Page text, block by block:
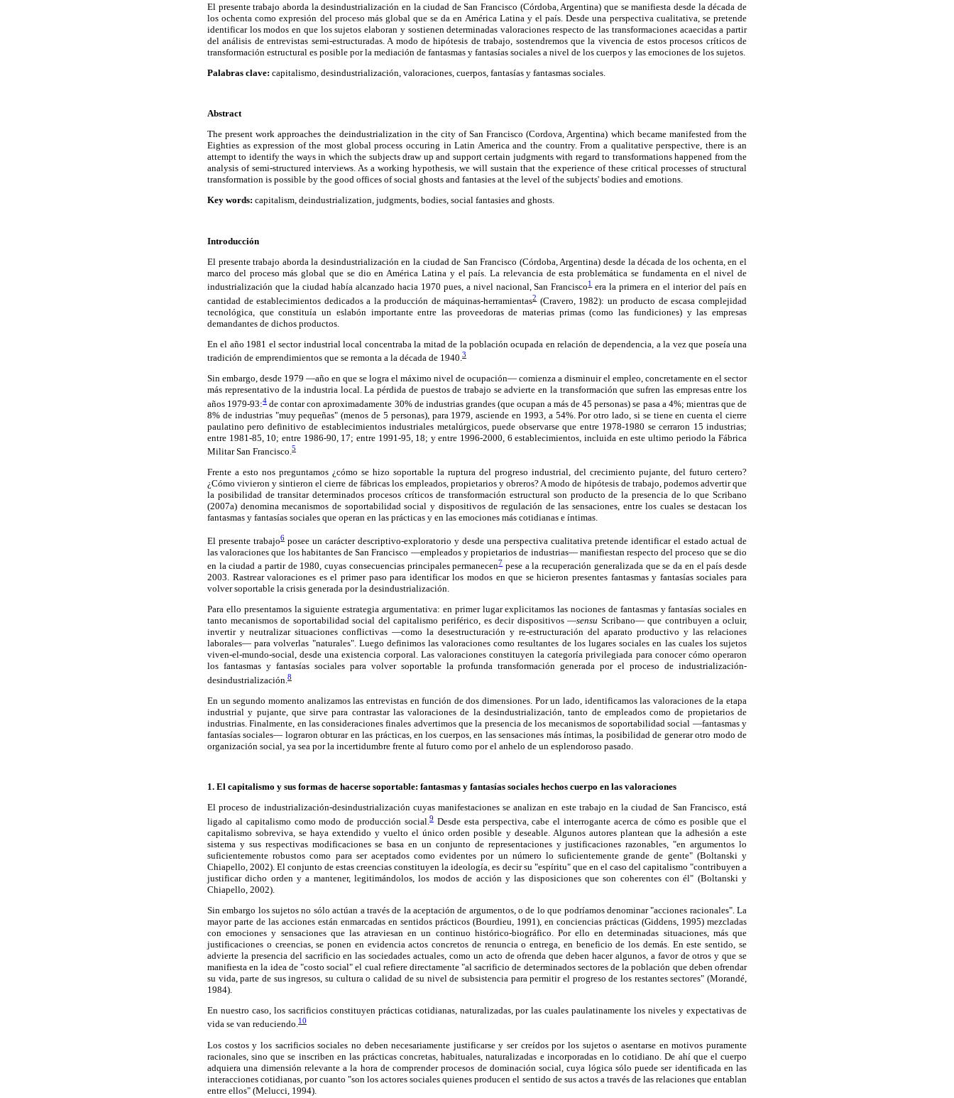
El presente trabajo aborda la desindustrialización en la ciudad de San Francisco (Córdoba, Argentina) que se manifiesta desde la década de
los ochenta como expresión del proceso más global que se da en América Latina y el país. Desde una perspectiva cualitativa, se pretende
identificar los modos en que los sujetos elaboran y sostienen determinadas valoraciones respecto de las transformaciones acaecidas a partir
del análisis de entrevistas semi-estructuradas. A modo de hipótesis de trabajo, sostendremos que la vivencia de estos procesos críticos de
transformación estructural es posible por la mediación de fantasmas y fantasías sociales a nivel de los cuerpos y las emociones de los sujetos.
Palabras clave: capitalismo, desindustrialización, valoraciones, cuerpos, fantasías y fantasmas sociales.
Abstract
The present work approaches the deindustrialization in the city of San Francisco (Cordova, Argentina) which became manifested from the
Eighties as expression of the most global process occuring in Latin America and the country. From a qualitative perspective, there is an
attempt to identify the ways in which the subjects draw up and support certain judgments with regard to transformations happened from the
analysis of semi-structured interviews. As a working hypothesis, we will sustain that the experience of these critical processes of structural
transformation is possible by the good offices of social ghosts and fantasies at the level of the subjects' bodies and emotions.
Key words: capitalism, deindustrialization, judgments, bodies, social fantasies and ghosts.
Introducción
El presente trabajo aborda la desindustrialización en la ciudad de San Francisco (Córdoba, Argentina) desde la década de los ochenta, en el
marco del proceso más global que se dio en América Latina y el país. La relevancia de esta problemática se fundamenta en el nivel de
industrialización que la ciudad había alcanzado hacia 1970 pues, a nivel nacional, San Francisco1 era la primera en el interior del país en
cantidad de establecimientos dedicados a la producción de máquinas-herramientas2(Cravero, 1982): un producto de escasa complejidad
tecnológica, que constituía un eslabón importante entre las proveedoras de materias primas (como las fundiciones) y las empresas
demandantes de dichos productos.
En el año 1981 el sector industrial local concentraba la mitad de la población ocupada en relación de dependencia, a la vez que poseía una
tradición de emprendimientos que se remonta a la década de 1940.3
Sin embargo, desde 1979 —año en que se logra el máximo nivel de ocupación— comienza a disminuir el empleo, concretamente en el sector
más representativo de la industria local. La pérdida de puestos de trabajo se advierte en la transformación que sufren las empresas entre los
años 1979-93:4 de contar con aproximadamente 30% de industrias grandes (que ocupan a más de 45 personas) se pasa a 4%; mientras que de
8% de industrias "muy pequeñas" (menos de 5 personas), para 1979, asciende en 1993, a 54%. Por otro lado, si se tiene en cuenta el cierre
paulatino pero definitivo de establecimientos industriales metalúrgicos, puede observarse que entre 1978-1980 se cerraron 15 industrias;
entre 1981-85, 10; entre 1986-90, 17; entre 1991-95, 18; y entre 1996-2000, 6 establecimientos, incluida en este ultimo periodo la Fábrica
Militar San Francisco.5
Frente a esto nos preguntamos ¿cómo se hizo soportable la ruptura del progreso industrial, del crecimiento pujante, del futuro certero?
¿Cómo vivieron y sintieron el cierre de fábricas los empleados, propietarios y obreros? A modo de hipótesis de trabajo, podemos advertir que
la posibilidad de transitar determinados procesos críticos de transformación estructural son producto de la presencia de lo que Scribano
(2007a) denomina mecanismos de soportabilidad social y dispositivos de regulación de las sensaciones, entre los cuales se destacan los
fantasmas y fantasías sociales que operan en las prácticas y en las emociones más cotidianas e íntimas.
El presente trabajo6 posee un carácter descriptivo-exploratorio y desde una perspectiva cualitativa pretende identificar el estado actual de
las valoraciones que los habitantes de San Francisco —empleados y propietarios de industrias— manifiestan respecto del proceso que se dio
en la ciudad a partir de 1980, cuyas consecuencias principales permanecen7pese a la recuperación generalizada que se da en el país desde
2003. Rastrear valoraciones es el primer paso para identificar los modos en que se hicieron presentes fantasmas y fantasías sociales para
volver soportable la crisis generada por la desindustrialización.
Para ello presentamos la siguiente estrategia argumentativa: en primer lugar explicitamos las nociones de fantasmas y fantasías sociales en
tanto mecanismos de soportabilidad social del capitalismo periférico, es decir dispositivos —sensu Scribano— que contribuyen a ocluir,
invertir y neutralizar situaciones conflictivas —como la desestructuración y re-estructuración del aparato productivo y las relaciones
laborales— para volverlas "naturales". Luego definimos las valoraciones como resultantes de los lugares sociales en las cuales los sujetos
viven-el-mundo-social, desde una existencia corporal. Las valoraciones constituyen la categoría privilegiada para conocer cómo operaron
los fantasmas y fantasías sociales para volver soportable la profunda transformación generada por el proceso de industrialización-
desindustrialización. 8
En un segundo momento analizamos las entrevistas en función de dos dimensiones. Por un lado, identificamos las valoraciones de la etapa
industrial y pujante, que sirve para contrastar las valoraciones de la desindustrialización, tanto de empleados como de propietarios de
industrias. Finalmente, en las consideraciones finales advertimos que la presencia de los mecanismos de soportabilidad social —fantasmas y
fantasías sociales— lograron obturar en las prácticas, en los cuerpos, en las sensaciones más íntimas, la posibilidad de generar otro modo de
organización social, ya sea por la incertidumbre frente al futuro como por el anhelo de un esplendoroso pasado.
1. El capitalismo y sus formas de hacerse soportable: fantasmas y fantasías sociales hechos cuerpo en las valoraciones
El proceso de industrialización-desindustrialización cuyas manifestaciones se analizan en este trabajo en la ciudad de San Francisco, está
ligado al capitalismo como modo de producción social. 9Desde esta perspectiva, cabe el interrogante acerca de cómo es posible que el
capitalismo sobreviva, se haya extendido y vuelto el único orden posible y deseable. Algunos autores plantean que la adhesión a este
sistema y sus respectivas modificaciones se basa en un conjunto de representaciones y justificaciones razonables, "en argumentos lo
suficientemente robustos como para ser aceptados como evidentes por un número lo suficientemente grande de gente" (Boltanski y
Chiapello, 2002). El conjunto de estas creencias constituyen la ideología, es decir su "espíritu" que en el caso del capitalismo "contribuyen a
justificar dicho orden y a mantener, legitimándolos, los modos de acción y las disposiciones que son coherentes con él" (Boltanski y
Chiapello, 2002).
Sin embargo los sujetos no sólo actúan a través de la aceptación de argumentos, o de lo que podríamos denominar "acciones racionales". La
mayor parte de las acciones están enmarcadas en sentidos prácticos (Bourdieu, 1991), en conciencias prácticas (Giddens, 1995) mezcladas
con emociones y sensaciones que las atraviesan en un continuo histórico-biográfico. Por ello en determinadas situaciones, más que
justificaciones o creencias, se ponen en evidencia actos concretos de renuncia o entrega, en beneficio de los demás. En este sentido, se
advierte la presencia del sacrificio en las sociedades actuales, como un acto de ofrenda que deben hacer algunos, a favor de otros y que se
manifiesta en la idea de "costo social" el cual refiere directamente "al sacrificio de determinados sectores de la población que deben ofrendar
su vida, parte de sus ingresos, su cultura o calidad de su nivel de subsistencia para permitir el progreso de los restantes sectores" (Morandé,
1984).
En nuestro caso, los sacrificios constituyen prácticas cotidianas, naturalizadas, por las cuales paulatinamente los niveles y expectativas de
vida se van reduciendo.10
Los costos y los sacrificios sociales no deben necesariamente justificarse y ser creídos por los sujetos o asentarse en motivos puramente
racionales, sino que se inscriben en las prácticas concretas, habituales, naturalizadas e incorporadas en lo cotidiano. De ahí que el cuerpo
adquiera una dimensión relevante a la hora de comprender procesos de dominación social, cuya lógica sólo puede ser identificada en las
interacciones cotidianas, por cuanto "son los actores sociales quienes producen el sentido de sus actos a través de las relaciones que entablan
entre ellos" (Melucci, 1994).